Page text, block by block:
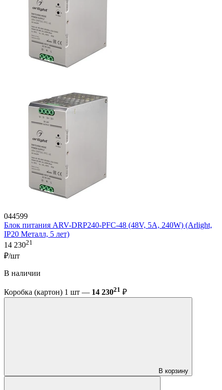
044599
Блок питания ARV-DRP240-PFC-48 (48V, 5A, 240W) (Arlight,
IP20 Металл, 5 лет)
14 23021
₽/шт
В наличии
Коробка (картон) 1 шт — 14 23021 ₽
В корзину